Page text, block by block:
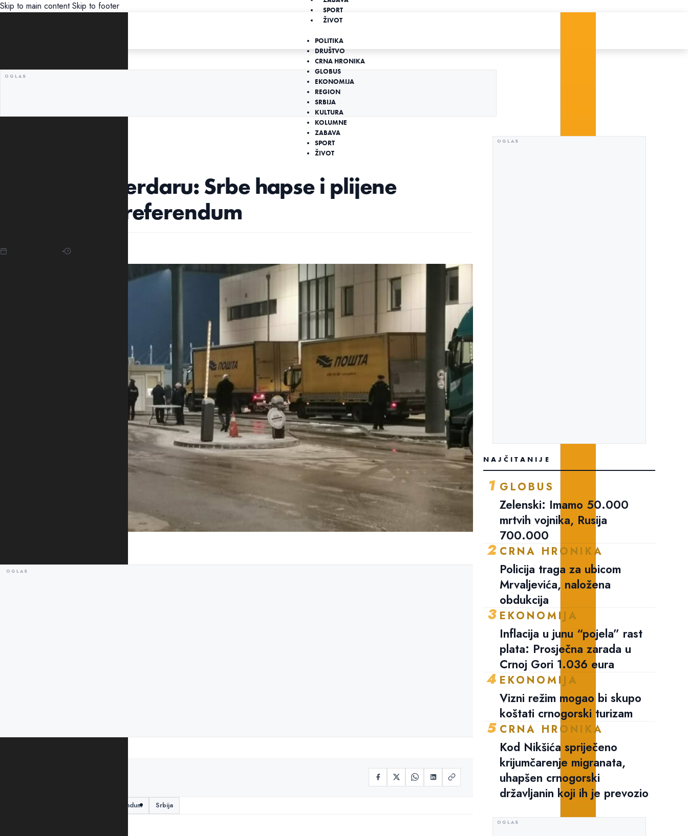
Skip to main content Skip to footer
SPORT
ŽIVOT
POLITIKA
DRUŠTVO
CRNA HRONIKA
GLOBUS
EKONOMIJA
REGION
SRBIJA
KULTURA
KOLUMNE
ZABAVA
SPORT
ŽIVOT
Drama na Merdaru: Srbe hapse i plijene
materijal za referendum
referendum Srbija
NAJČITANIJE
1 GLOBUS
Zelenski: Imamo 50.000
mrtvih vojnika, Rusija
700.000
2 CRNA HRONIKA
Policija traga za ubicom
Mrvaljevića, naložena
obdukcija
3 EKONOMIJA
Inflacija u junu “pojela” rast
plata: Prosječna zarada u
Crnoj Gori 1.036 eura
4 EKONOMIJA
Vizni režim mogao bi skupo
koštati crnogorski turizam
5 CRNA HRONIKA
Kod Nikšića spriječeno
krijumčarenje migranata,
uhapšen crnogorski
državljanin koji ih je prevozio